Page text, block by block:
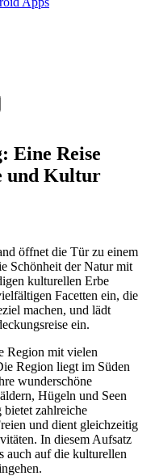
Eine Reise
und Kultur
öffnet die Tür zu einem
Schönheit der Natur mit
kulturellen Erbe
Facetten ein, die
machen, und lädt
ein.
Region mit vielen
Region liegt im Süden
wunderschöne
Hügeln und Seen
bietet zahlreiche
und dient gleichzeitig
In diesem Aufsatz
auch auf die kulturellen